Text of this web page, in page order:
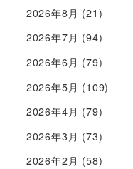
2026年8月 (21)
2026年7月 (94)
2026年6月 (79)
2026年5月 (109)
2026年4月 (79)
2026年3月 (73)
2026年2月 (58)